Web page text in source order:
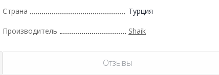
Страна Турция
Производитель Shaik
Отзывы